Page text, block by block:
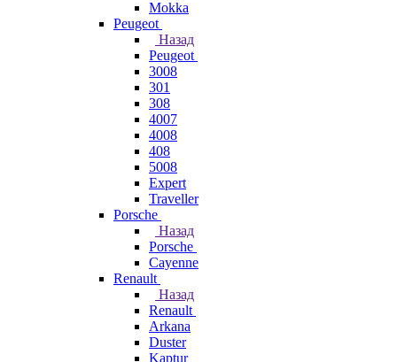
Mokka
Peugeot
Назад
Peugeot
3008
301
308
4007
4008
408
5008
Expert
Traveller
Porsche
Назад
Porsche
Cayenne
Renault
Назад
Renault
Arkana
Duster
Kaptur